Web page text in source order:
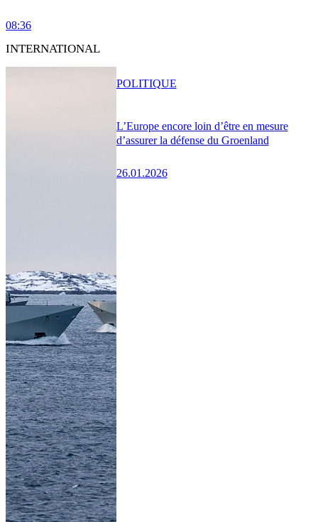
08:36
INTERNATIONAL
L’Europe encore loin d’être en mesure
d’assurer la défense du Groenland
26.01.2026
POLITIQUE